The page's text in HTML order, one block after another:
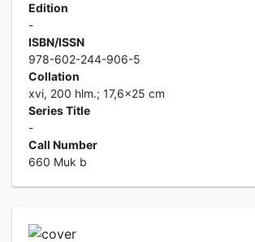
Edition
-
ISBN/ISSN
978-602-244-906-5
Collation
xvi, 200 hlm.; 17,6x25 cm
Series Title
-
Call Number
660 Muk b